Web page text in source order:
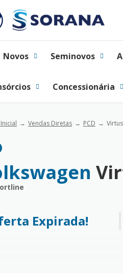
Novos Seminovos
Concessionária
Vendas Diretas PCD
Expirada!